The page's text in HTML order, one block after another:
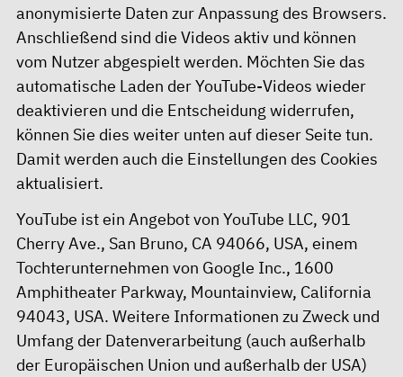
anonymisierte Daten zur Anpassung des Browsers.
Anschließend sind die Videos aktiv und können
vom Nutzer abgespielt werden. Möchten Sie das
automatische Laden der YouTube-Videos wieder
deaktivieren und die Entscheidung widerrufen,
können Sie dies weiter unten auf dieser Seite tun.
Damit werden auch die Einstellungen des Cookies
aktualisiert.
YouTube ist ein Angebot von YouTube LLC, 901
Cherry Ave., San Bruno, CA 94066, USA, einem
Tochterunternehmen von Google Inc., 1600
Amphitheater Parkway, Mountainview, California
94043, USA. Weitere Informationen zu Zweck und
Umfang der Datenverarbeitung (auch außerhalb
der Europäischen Union und außerhalb der USA)